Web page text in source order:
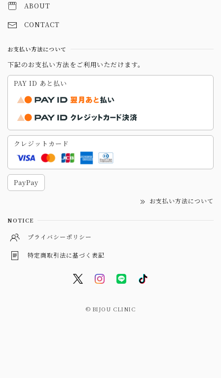
ABOUT
CONTACT
お支払い方法について
下記のお支払い方法をご利用いただけます。
PAY ID あと払い
クレジットカード
PayPay
お支払い方法について
NOTICE
プライバシーポリシー
特定商取引法に基づく表記
© BIJOU CLINIC